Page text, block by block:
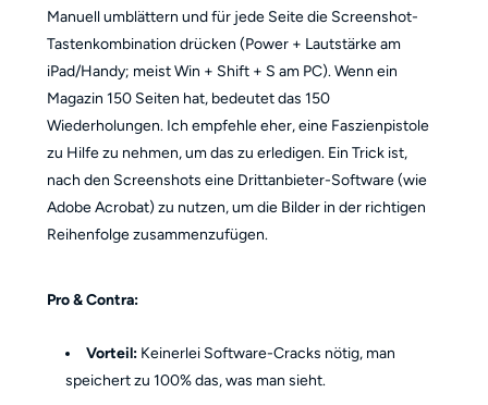
Manuell umblättern und für jede Seite die Screenshot-
Tastenkombination drücken (Power + Lautstärke am
iPad/Handy; meist Win + Shift + S am PC). Wenn ein
Magazin 150 Seiten hat, bedeutet das 150
Wiederholungen. Ich empfehle eher, eine Faszienpistole
zu Hilfe zu nehmen, um das zu erledigen. Ein Trick ist,
nach den Screenshots eine Drittanbieter-Software (wie
Adobe Acrobat) zu nutzen, um die Bilder in der richtigen
Reihenfolge zusammenzufügen.
Pro & Contra:
Vorteil: Keinerlei Software-Cracks nötig, man
speichert zu 100% das, was man sieht.